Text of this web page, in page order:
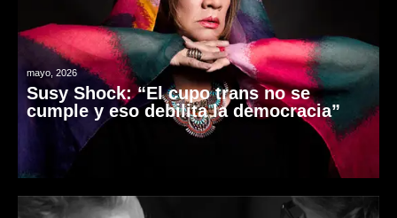
mayo, 2026
Susy Shock: “El cupo trans no se
cumple y eso debilita la democracia”